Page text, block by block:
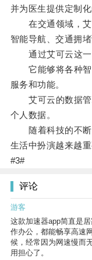
并为医生提供定制化
在交通领域，艾
智能导航、交通拥
通过艾可云这一
它能够将各种智
服务和功能。
艾可云的数据管
个人数据。
随着科技的不断
生活中扮演越来越重
#3#
评论
游客
这款加速器app简直是
作办公，都能畅享高速
候，经常因为网速慢而
用担心了。